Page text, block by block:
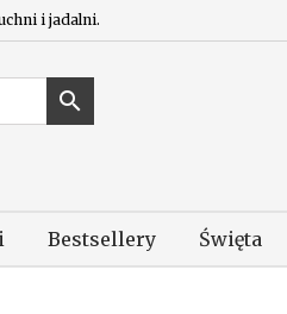
i jadalni.

Bestsellery Święta